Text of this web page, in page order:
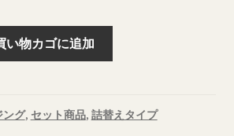
い物カゴに追加
ング, セット商品, 詰替えタイプ